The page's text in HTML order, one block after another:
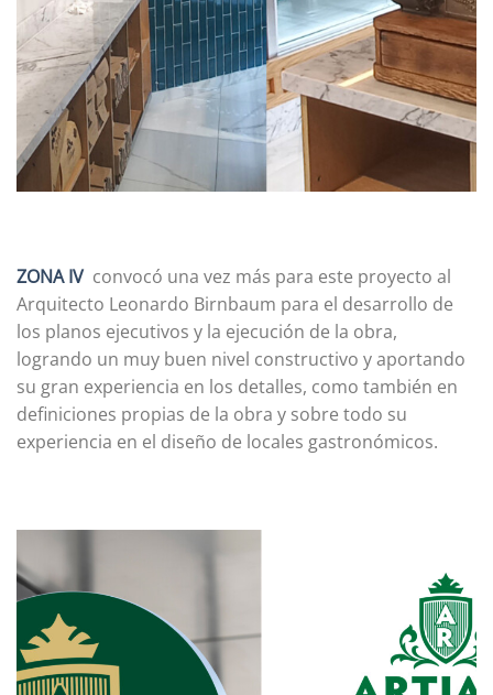
ZONA IVconvocó una vez más para este proyecto al
Arquitecto Leonardo Birnbaum para el desarrollo de
los planos ejecutivos y la ejecución de la obra,
logrando un muy buen nivel constructivo y aportando
su gran experiencia en los detalles, como también en
definiciones propias de la obra y sobre todo su
experiencia en el diseño de locales gastronómicos.